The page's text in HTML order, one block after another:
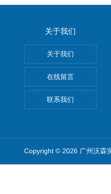
关于我们
关于我们
在线留言
联系我们
Copyright © 2026 广州沃霖